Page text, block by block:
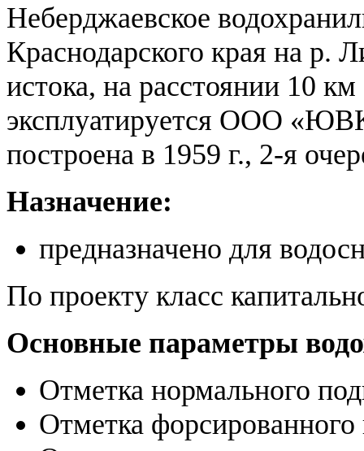
Неберджаевское
Краснодарского края на р.
истока, на расстоянии 10
эксплуатируется ООО
построена в 1959 г., 2-я
Назначение:
предназначено для
По проекту класс
Основные параметры
Отметка нормального
Отметка